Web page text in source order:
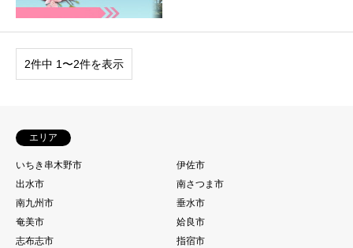
2件中 1〜2件を表示
エリア
いちき串木野市
伊佐市
出水市
南さつま市
南九州市
垂水市
奄美市
姶良市
志布志市
指宿市